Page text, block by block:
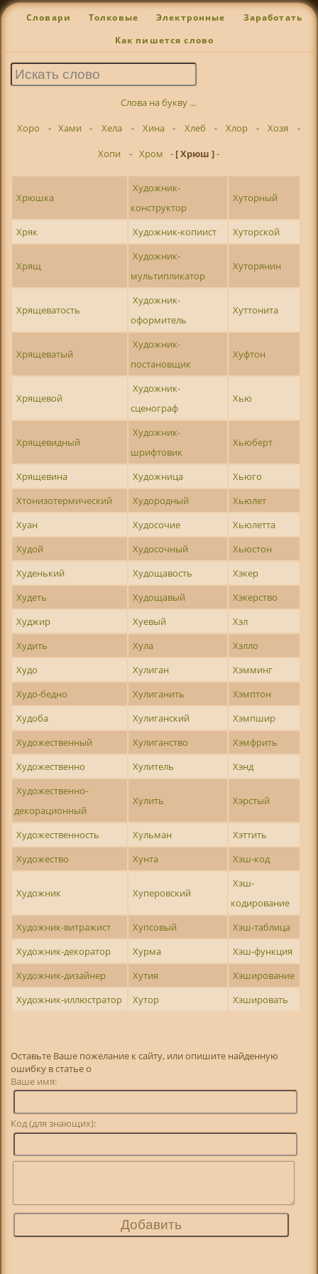
Словари Толковые Электронные Заработать
Как пишется слово
Слова на букву ...
Хоро
- Хами - Хела - Хина - Хлеб - Хлор - Хозя
-
Хопи
- Хром - [ Хрюш ]-
Хрюшка
Художник-
конструктор
Хуторный
Хряк Художник-копиист Хуторской
Хрящ
Художник-
мультипликатор
Хуторянин
Хрящеватость
Художник-
оформитель
Хуттонита
Хрящеватый
Художник-
постановщик
Хуфтон
Хрящевой
Художник-
сценограф
Хью
Хрящевидный
Художник-
шрифтовик
Хьюберт
Хрящевина Художница
Хьюго
Хтонизотермический
Худородный
Хьюлет
Хуан
Худосочие
Хьюлетта
Худой
Худосочный
Хьюстон
Худенький
Худощавость
Хэкер
Худеть
Худощавый
Хэкерство
Худжир
Хуевый
Хэл
Худить
Хула
Хэлло
Худо
Хулиган
Хэмминг
Худо-бедно
Хулиганить
Хэмптон
Худоба
Хулиганский
Хэмпшир
Художественный
Хулиганство
Хэмфрить
Художественно
Хулитель
Хэнд
Художественно-
декорационный
Хулить Хэрстый
Художественность Хульман
Хэттить
Художество
Хунта Хэш-код
Художник Хуперовский
Хэш-
кодирование
Художник-витражист
Хупсовый
Хэш-таблица
Художник-декоратор
Хурма
Хэш-функция
Художник-дизайнер
Хутия
Хэширование
Художник-иллюстратор
Хутор Хэшировать
Оставьте Ваше пожелание к сайту, или опишите найденную
ошибку в статье о
Ваше имя:
Код (для знающих):